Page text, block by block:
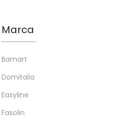
Marca
Bamart
Domitalia
Easyline
Fasolin